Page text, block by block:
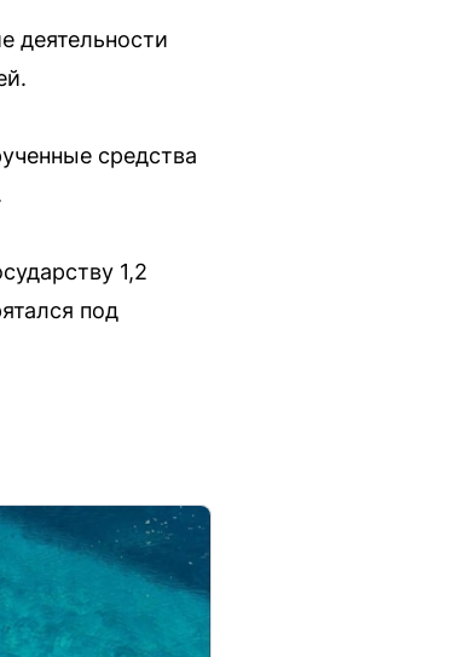
деятельности
средства
1,2
под